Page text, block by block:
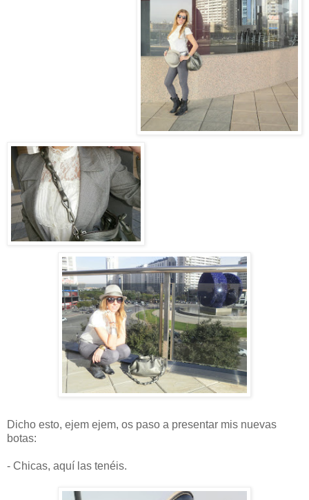
Dicho esto, ejem ejem, os paso a presentar mis nuevas
botas:
- Chicas, aquí las tenéis.